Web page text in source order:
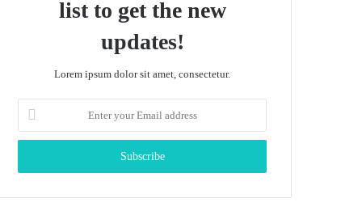
list to get the new
updates!
Lorem ipsum dolor sit amet, consectetur.
your
Email